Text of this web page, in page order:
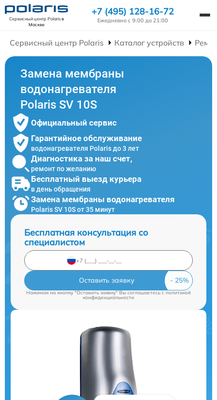
Сервисный центр Polarisв
Москве
+7 (495) 128-16-72
Ежедневно с 9:00 до 21:00
Сервисный центр Polaris Каталог устройств
Замена мембраны
водонагревателя
Polaris SV 10S
Официальный сервис
Гарантийное обслуживание
водонагревателя Polaris до 3 лет
Диагностика за наш счет,
ремонт по желанию
Бесплатный выезд курьера
в день обращения
Замена мембраны водонагревателя
Polaris SV 10S от 35 минут
Бесплатная консультация со
специалистом
Оставить заявку
Нажимая на кнопку "Оставить заявку" Вы соглашаетесь cполитикой
конфиденциальности